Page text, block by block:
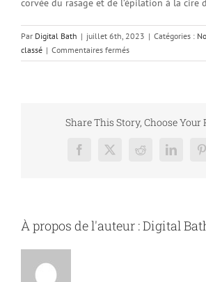
corvée du rasage et de l’épilation à la cire
Par Digital Bath | juillet 6th, 2023 | Catégories :
classé | Commentaires ferméssur
Médecine
âge
quelles
?
Share This Story, Choose
Facebook
X RedditLinkedIn
À propos de l'auteur :Digital